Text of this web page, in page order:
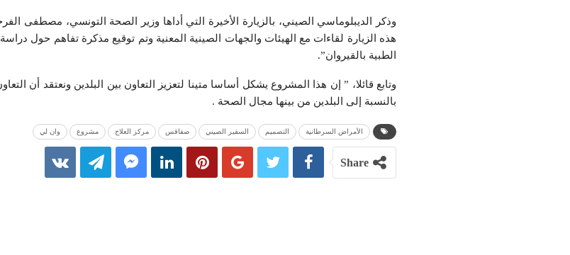
وذكر الديبلوماسي الصيني، بالزيارة الأخيرة التي أداها وزير الصحة التونسي، مصطفى
هذه الزيارة لقاءات مع الهيئات والجهات الصينية المعنية وتم توقيع مذكرة تفاهم حول
الطبية بالقيروان”.
وتابع قائلا، ” إن هذا المشروع يشكل أساسا متينا لتعزيز التعاون بين البلدين ونعتقد أن
بالنسبة إلى البلدين من بينها مجال الصحة .
الأمراض السرطانية التصميم السفير الصيني صفاقس مركز العلاج مشروع وان لي
Share